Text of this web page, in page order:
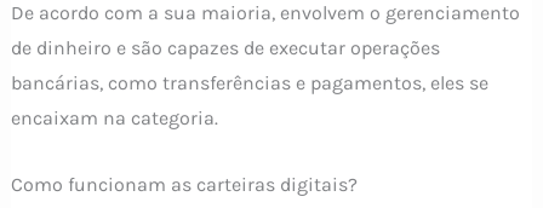
De acordo com a sua maioria, envolvem o gerenciamento
de dinheiro e são capazes de executar operações
bancárias, como transferências e pagamentos, eles se
encaixam na categoria.
Como funcionam as carteiras digitais?